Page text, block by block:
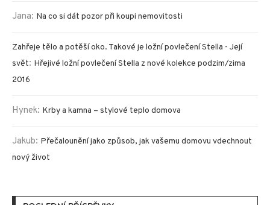
Jana: Na co si dát pozor při koupi nemovitosti
Zahřeje tělo a potěší oko. Takové je ložní povlečení Stella - Její
svět: Hřejivé ložní povlečení Stella z nové kolekce podzim/zima
2016
Hynek: Krby a kamna – stylové teplo domova
Jakub: Přečalounění jako způsob, jak vašemu domovu vdechnout
nový život